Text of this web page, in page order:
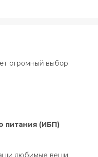
огромный выбор
питания (ИБП)
любимые вещи: